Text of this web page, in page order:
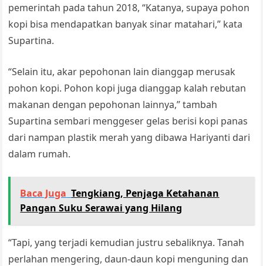
pemerintah pada tahun 2018, “Katanya, supaya pohon
kopi bisa mendapatkan banyak sinar matahari,” kata
Supartina.
“Selain itu, akar pepohonan lain dianggap merusak
pohon kopi. Pohon kopi juga dianggap kalah rebutan
makanan dengan pepohonan lainnya,” tambah
Supartina sembari menggeser gelas berisi kopi panas
dari nampan plastik merah yang dibawa Hariyanti dari
dalam rumah.
Baca Juga Tengkiang, Penjaga Ketahanan
Pangan Suku Serawai yang Hilang
“Tapi, yang terjadi kemudian justru sebaliknya. Tanah
perlahan mengering, daun-daun kopi menguning dan